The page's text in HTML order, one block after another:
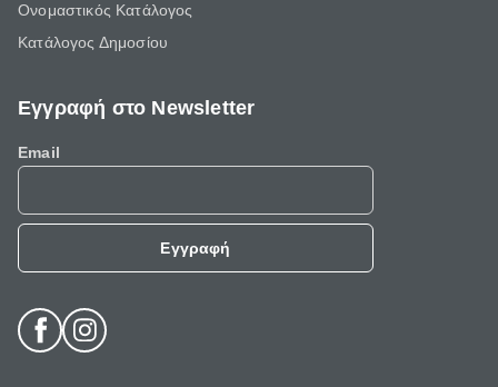
Ονομαστικός Κατάλογος
Κατάλογος Δημοσίου
Εγγραφή στο Newsletter
Email
Εγγραφή